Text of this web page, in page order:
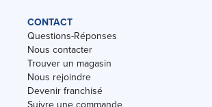
CONTACT
Questions-Réponses
Nous contacter
Trouver un magasin
Nous rejoindre
Devenir franchisé